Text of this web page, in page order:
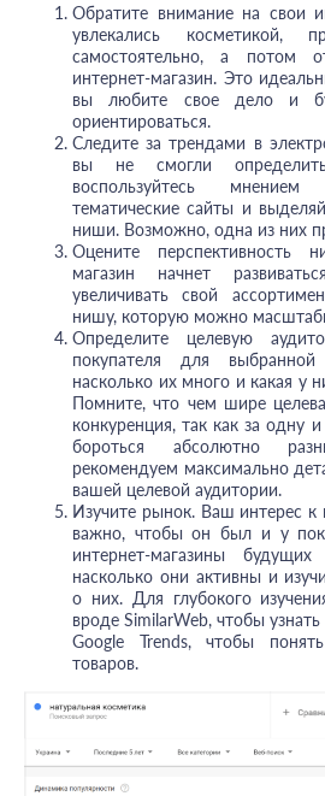
Обратите внимание на свои
увлекались косметикой,
самостоятельно, а потом
интернет-магазин. Это
вы любите свое дело и
ориентироваться.
Следите за трендами в
вы не смогли
воспользуйтесь мнением
тематические сайты и
ниши. Возможно, одна из них
Оцените перспективность
магазин начнет
увеличивать свой
нишу, которую можно
Определите целевую
покупателя для
насколько их много и какая у
Помните, что чем шире
конкуренция, так как за одну
бороться абсолютно
рекомендуем максимально
вашей целевой аудитории.
Изучите рынок. Ваш интерес
важно, чтобы он был и у
интернет-магазины будущих
насколько они активны и
о них. Для глубокого
вроде SimilarWeb, чтобы
Google Trends, чтобы
товаров.